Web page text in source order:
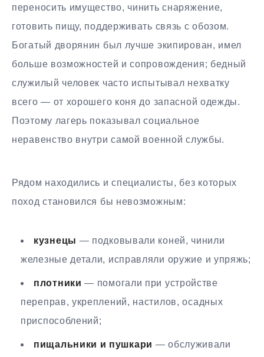
переносить имущество, чинить снаряжение,
готовить пищу, поддерживать связь с обозом.
Богатый дворянин был лучше экипирован, имел
больше возможностей и сопровождения; бедный
служилый человек часто испытывал нехватку
всего — от хорошего коня до запасной одежды.
Поэтому лагерь показывал социальное
неравенство внутри самой военной службы.
Рядом находились и специалисты, без которых
поход становился бы невозможным:
кузнецы — подковывали коней, чинили
железные детали, исправляли оружие и упряжь;
плотники — помогали при устройстве
переправ, укреплений, настилов, осадных
приспособлений;
пищальники и пушкари — обслуживали